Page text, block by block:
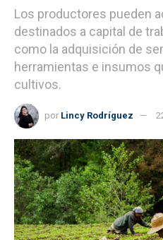
Los productores pueden
destinados a capital de
como la adquisición de
herramientas e insumos
cultivos.
por Lincy Rodríguez